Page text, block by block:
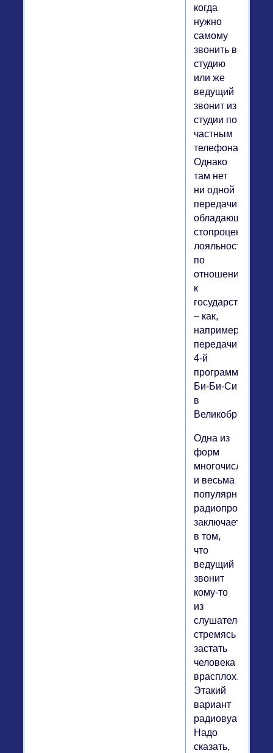
когда
нужно
самому
звонить в
студию
или же
ведущий
звонит из
студии по
частным
телефонам.
Однако
там нет
ни одной
передачи,
обладающей
стопроцентной
лояльностью
по
отношению
к
государству
– как,
например,
передачи
4-й
программы
Би-Би-Си
в
Великобритании.
Одна из
форм
многочисленных
и весьма
популярных
радиопрограмм
заключается
в том,
что
ведущий
звонит
кому-то
из
слушателей,
стремясь
застать
человека
врасплох.
Этакий
вариант
Надо
сказать,